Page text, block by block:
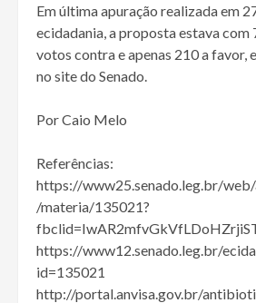
Em última apuração realizada em
ecidadania, a proposta estava com
votos contra e apenas 210 a favor,
no site do Senado.
Por Caio Melo
Referências:
https://www25.senado.leg.br/
/materia/135021?
https://www12.senado.leg.br/
id=135021
http://portal.anvisa.gov.br/